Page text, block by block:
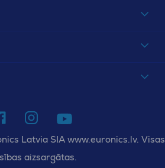
Latvia SIA www.euronics.lv. Visas
aizsargātas.